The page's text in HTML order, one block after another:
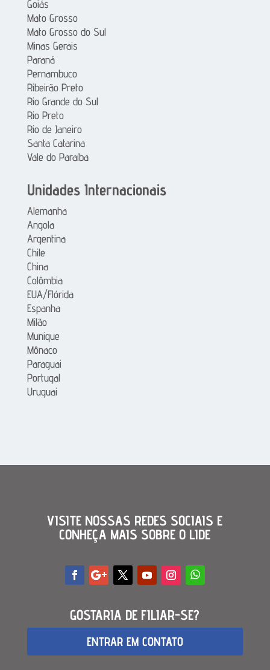
Goiás
Mato Grosso
Mato Grosso do Sul
Minas Gerais
Paraná
Pernambuco
Ribeirão Preto
Rio Grande do Sul
Rio Preto
Rio de Janeiro
Santa Catarina
Vale do Paraíba
Unidades Internacionais
Alemanha
Angola
Argentina
Chile
China
Colômbia
EUA/Flórida
Espanha
Milão
Munique
Mônaco
Paraguai
Portugal
Uruguai
VISITE NOSSAS REDES SOCIAIS E
CONHEÇA MAIS SOBRE O LIDE
GOSTARIA DE FILIAR-SE?
ENTRAR EM CONTATO